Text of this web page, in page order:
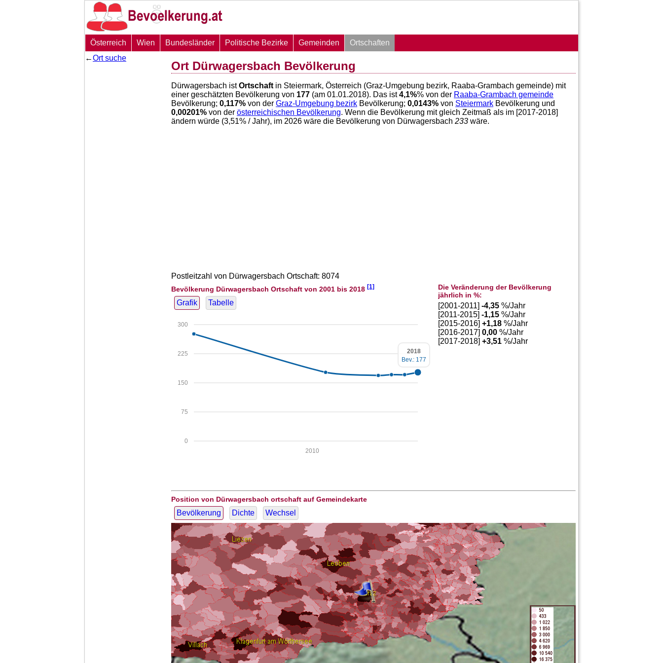
Österreich Wien Bundesländer Politische Bezirke Gemeinden
Ortschaften
←Ort suche
Ort Dürwagersbach Bevölkerung
Dürwagersbach istOrtschaft in Steiermark, Österreich (Graz-Umgebung bezirk, Raaba-Grambach gemeinde) mit
einer geschätzten Bevölkerung von 177 (am 01.01.2018). Das ist4,1%% von der Raaba-Grambach gemeinde
Bevölkerung; 0,117% von der Graz-Umgebung bezirk Bevölkerung; 0,0143% von Steiermark Bevölkerung und
0,00201% von der österreichischen Bevölkerung. Wenn die Bevölkerung mit gleich Zeitmaß als im [2017-2018]
ändern würde (3,51% / Jahr), im 2026 wäre die Bevölkerung von Dürwagersbach 233 wäre.
Postleitzahl von Dürwagersbach Ortschaft: 8074
Bevölkerung Dürwagersbach Ortschaft von 2001 bis 2018 [1]
Grafik Tabelle
0
75
150
225
300
2010
2018
Bev.: 177
Die Veränderung der Bevölkerung
jährlich in %:
[2001-2011]-4,35 %/Jahr
[2011-2015]-1,15 %/Jahr
[2015-2016]+1,18 %/Jahr
[2016-2017]0,00 %/Jahr
[2017-2018]+3,51 %/Jahr
Position von Dürwagersbach ortschaft auf Gemeindekarte
Bevölkerung Dichte Wechsel